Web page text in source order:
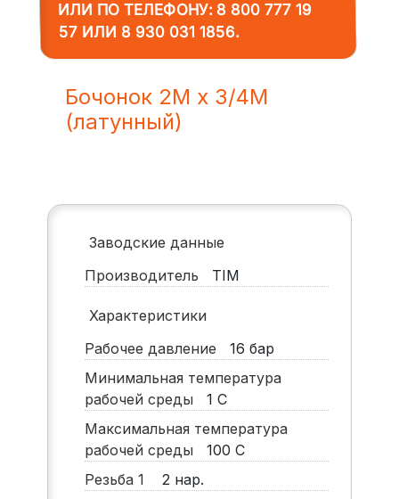
ИЛИ ПО ТЕЛЕФОНУ: 8 800 777 19
57ИЛИ 8 930 031 1856.
Бочонок 2M х 3/4M
(латунный)
Заводские данные
Производитель
TIM
Характеристики
Рабочее давление
16 бар
Минимальная температура
рабочей среды
1 С
Максимальная температура
рабочей среды
100 С
Резьба 1
2 нар.